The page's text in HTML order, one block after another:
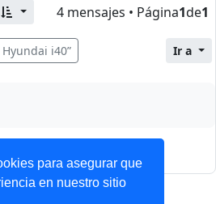
para asegurar que
en nuestro sitio
4 mensajes • Página1de1
i40” Ir a
2025
| Condiciones